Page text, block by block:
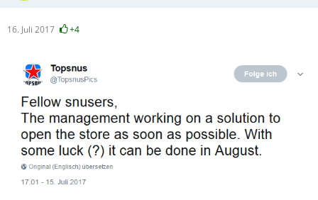
16. Juli 2017 +4